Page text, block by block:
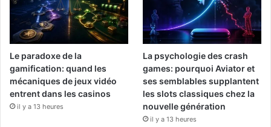
Le paradoxe de la
gamification: quand les
mécaniques de jeux vidéo
entrent dans les casinos
il y a 13 heures
La psychologie des crash
games: pourquoi Aviator et
ses semblables supplantent
les slots classiques chez la
nouvelle génération
il y a 13 heures